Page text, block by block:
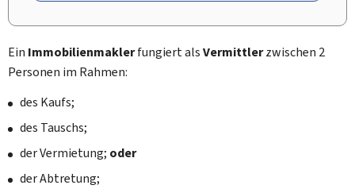
Ein Immobilienmaklerfungiert alsVermittlerzwischen 2
Personen im Rahmen:
des Kaufs;
des Tauschs;
der Vermietung; oder
der Abtretung;